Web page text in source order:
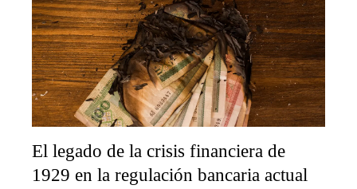
El legado de la crisis financiera de
1929 en la regulación bancaria actual